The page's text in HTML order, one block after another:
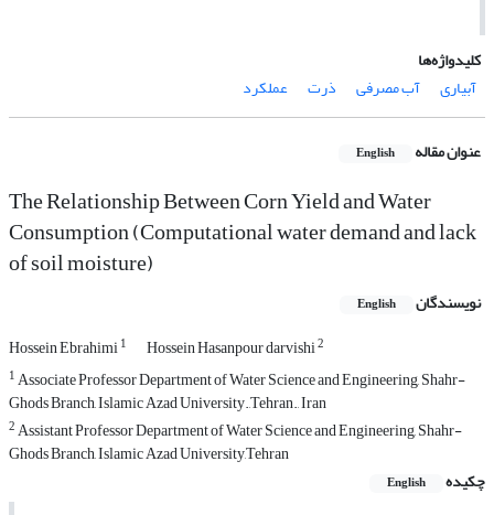
کلیدواژه‌ها
آبیاری
آب مصرفی ذرت عملکرد
عنوان مقاله English
The Relationship Between Corn Yield and Water
Consumption (Computational water demand and lack
of soil moisture)
نویسندگان English
Hossein Ebrahimi1 Hossein Hasanpour darvishi2
1Associate Professor Department of Water Science and Engineering, Shahr-
Ghods Branch, Islamic Azad University.,Tehran., Iran
2Assistant Professor Department of Water Science and Engineering, Shahr-
Ghods Branch, Islamic Azad University,Tehran
چکیده
English